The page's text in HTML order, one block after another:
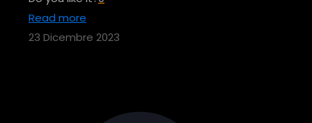
Read more
23 Dicembre 2023